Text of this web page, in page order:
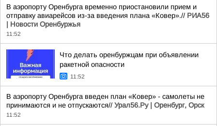
В аэропорту Оренбурга временно приостановили прием и
отправку авиарейсов из-за введения плана «Ковер».// РИА56
| Новости Оренбуржья
11:52
Что делать оренбуржцам при объявлении
ракетной опасности
11:52
В аэропорту Оренбурга введен план «Ковер» - самолеты не
принимаются и не отпускаются// Урал56.Ру | Оренбург, Орск
11:52